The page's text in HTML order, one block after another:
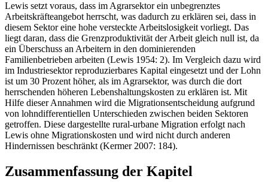
Lewis setzt voraus, dass im Agrarsektor ein unbegrenztes
Arbeitskräfteangebot herrscht, was dadurch zu erklären sei, dass in
diesem Sektor eine hohe versteckte Arbeitslosigkeit vorliegt. Das
liegt daran, dass die Grenzproduktivität der Arbeit gleich null ist, da
ein Überschuss an Arbeitern in den dominierenden
Familienbetrieben arbeiten (Lewis 1954: 2). Im Vergleich dazu wird
im Industriesektor reproduzierbares Kapital eingesetzt und der Lohn
ist um 30 Prozent höher, als im Agrarsektor, was durch die dort
herrschenden höheren Lebenshaltungskosten zu erklären ist. Mit
Hilfe dieser Annahmen wird die Migrationsentscheidung aufgrund
von lohndifferentiellen Unterschieden zwischen beiden Sektoren
getroffen. Diese dargestellte rural-urbane Migration erfolgt nach
Lewis ohne Migrationskosten und wird nicht durch anderen
Hindernissen beschränkt (Kermer 2007: 184).
Zusammenfassung der Kapitel